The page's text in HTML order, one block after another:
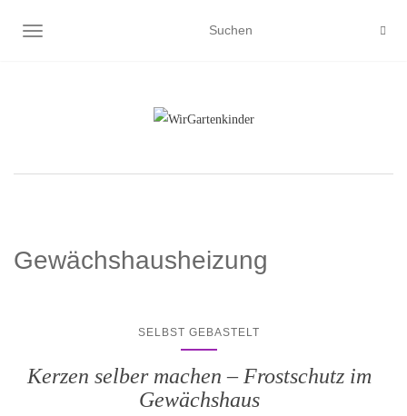
NAVIGATION UMSCHALTEN
Gewächshausheizung
SELBST GEBASTELT
Kerzen selber machen – Frostschutz im
Gewächshaus